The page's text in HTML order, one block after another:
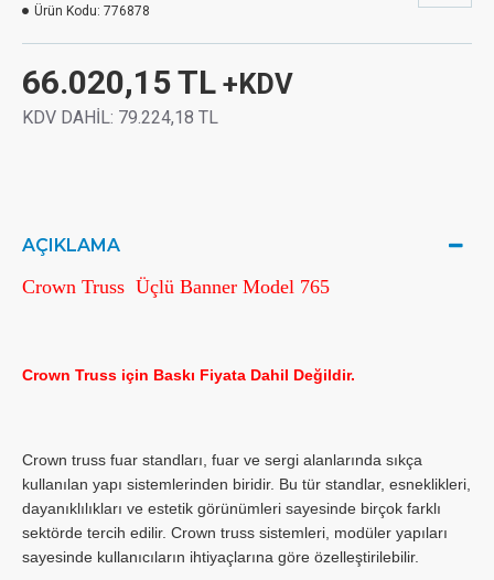
66.020,15 TL +KDV
KDV DAHİL: 79.224,18 TL
Ürün Kodu: 776878
AÇIKLAMA
Crown Truss Üçlü Banner Model 765
Crown Truss için Baskı Fiyata Dahil Değildir.
Crown truss fuar standları, fuar ve sergi alanlarında sıkça
kullanılan yapı sistemlerinden biridir. Bu tür standlar, esneklikleri,
dayanıklılıkları ve estetik görünümleri sayesinde birçok farklı
sektörde tercih edilir. Crown truss sistemleri, modüler yapıları
sayesinde kullanıcıların ihtiyaçlarına göre özelleştirilebilir.